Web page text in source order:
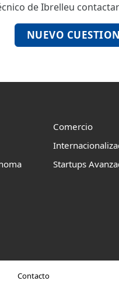
de Ibrelleu
NUEVO
Comercio
Startups
Contacto